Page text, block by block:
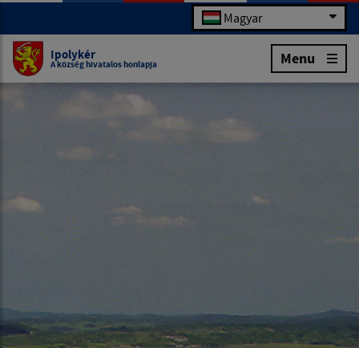
Magyar
Ipolykér
A község hivatalos honlapja Menu